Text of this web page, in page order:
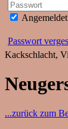
Passwort
Kackschlacht,
...zurück zum